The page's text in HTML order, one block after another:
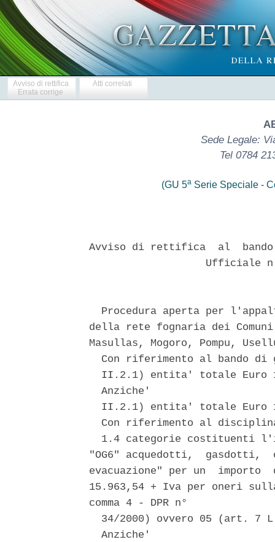
Avviso di rettifica
Errata corrige
Atti correlati
Sede Legale:
Tel 0784
(GU 5a Serie Speciale -
Avviso di rettifica  al
Ufficiale
Procedura aperta per
della rete fognaria dei Comuni
Masullas, Mogoro, Pompu,
Con riferimento al bando di
II.2.1) entita' totale
  Anziche'
II.2.1) entita' totale
Con riferimento al
1.4 categorie costituenti
"OG6" acquedotti,
evacuazione" per un
15.963,54 + Iva per oneri
comma 4 - DPR n°
34/2000) ovvero 05 (art. 7
  Anziche'